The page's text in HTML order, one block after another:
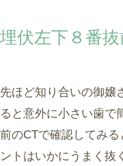
埋伏左下８番
先ほど知り合いの御嬢
ると意外に小さい歯で
前のCTで確認してみ
ントはいかにうまく抜